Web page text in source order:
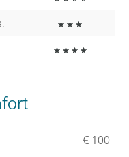
€ 100